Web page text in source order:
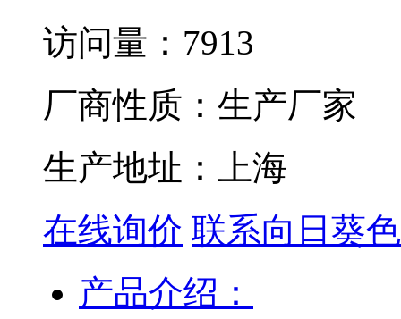
访问量：7913
厂商性质：生产厂家
生产地址：上海
在线询价 联系向日葵
产品介绍：